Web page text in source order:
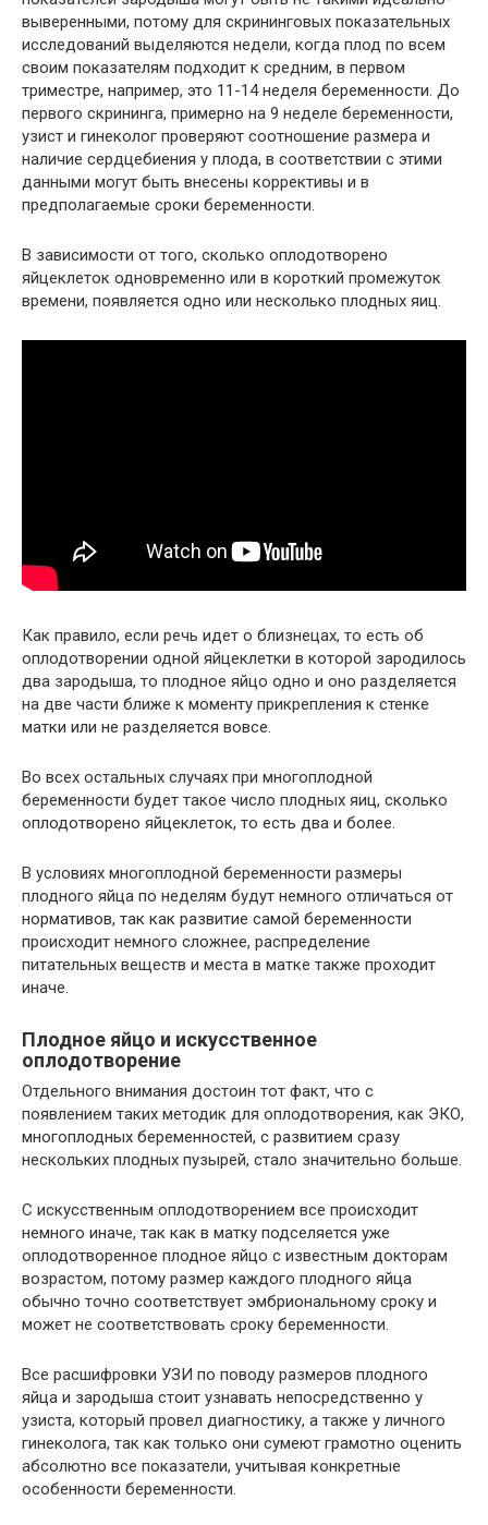
выверенными, потому для скрининговых показательных
исследований выделяются недели, когда плод по всем
своим показателям подходит к средним, в первом
триместре, например, это 11-14 неделя беременности. До
первого скрининга, примерно на 9 неделе беременности,
узист и гинеколог проверяют соотношение размера и
наличие сердцебиения у плода, в соответствии с этими
данными могут быть внесены коррективы и в
предполагаемые сроки беременности.
В зависимости от того, сколько оплодотворено
яйцеклеток одновременно или в короткий промежуток
времени, появляется одно или несколько плодных яиц.
Как правило, если речь идет о близнецах, то есть об
оплодотворении одной яйцеклетки в которой зародилось
два зародыша, то плодное яйцо одно и оно разделяется
на две части ближе к моменту прикрепления к стенке
матки или не разделяется вовсе.
Во всех остальных случаях при многоплодной
беременности будет такое число плодных яиц, сколько
оплодотворено яйцеклеток, то есть два и более.
В условиях многоплодной беременности размеры
плодного яйца по неделям будут немного отличаться от
нормативов, так как развитие самой беременности
происходит немного сложнее, распределение
питательных веществ и места в матке также проходит
иначе.
Плодное яйцо и искусственное
оплодотворение
Отдельного внимания достоин тот факт, что с
появлением таких методик для оплодотворения, как ЭКО,
многоплодных беременностей, с развитием сразу
нескольких плодных пузырей, стало значительно больше.
С искусственным оплодотворением все происходит
немного иначе, так как в матку подселяется уже
оплодотворенное плодное яйцо с известным докторам
возрастом, потому размер каждого плодного яйца
обычно точно соответствует эмбриональному сроку и
может не соответствовать сроку беременности.
Все расшифровки УЗИ по поводу размеров плодного
яйца и зародыша стоит узнавать непосредственно у
узиста, который провел диагностику, а также у личного
гинеколога, так как только они сумеют грамотно оценить
абсолютно все показатели, учитывая конкретные
особенности беременности.